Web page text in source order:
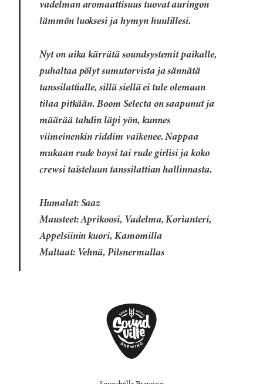
vadelman aromaattisuus tuovat auringon
lämmön luoksesi ja hymyn huulillesi.
Nyt on aika kärrätä soundsystemit paikalle,
puhaltaa pölyt sumutorvista ja sännätä
tanssilattialle, sillä siellä ei tule olemaan
tilaa pitkään. Boom Selecta on saapunut ja
määrää tahdin läpi yön, kunnes
viimeinenkin riddim vaikenee. Nappaa
mukaan rude boysi tai rude girlisi ja koko
crewsi taisteluun tanssilattian hallinnasta.
Humalat: Saaz
Mausteet: Aprikoosi, Vadelma, Korianteri,
Appelsiinin kuori, Kamomilla
Maltaat: Vehnä, Pilsnermallas